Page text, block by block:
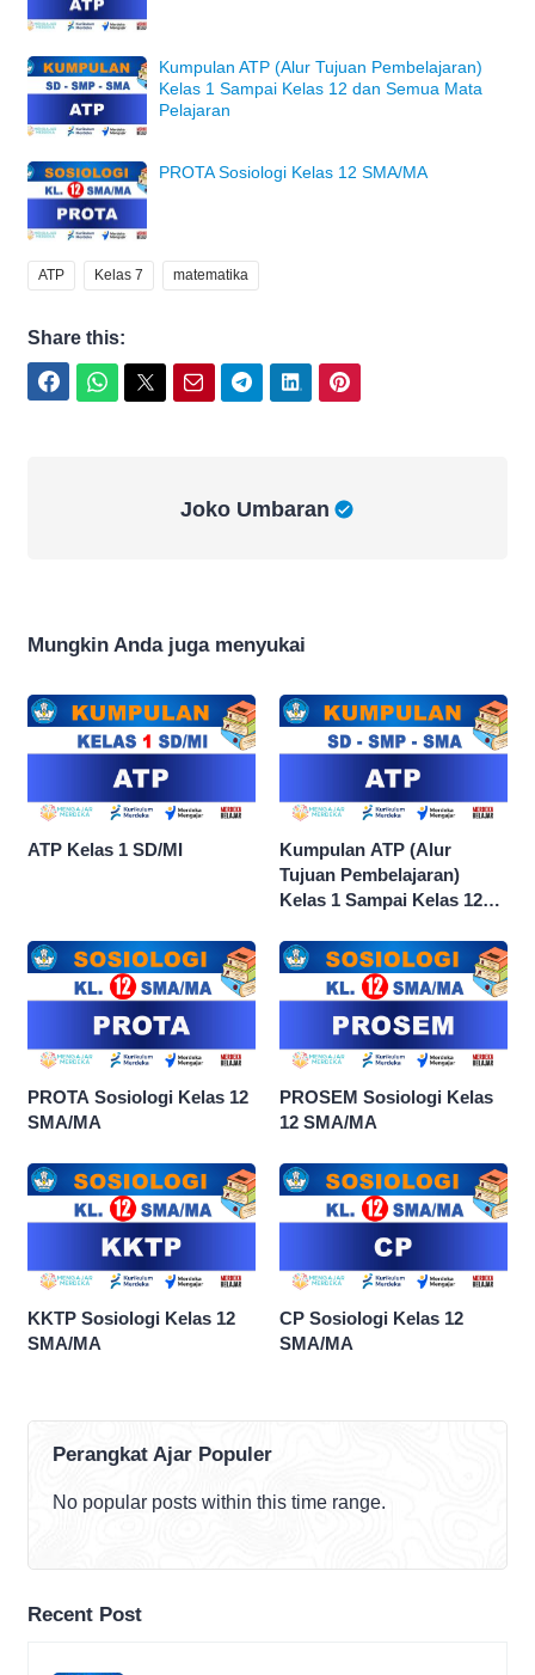
Kumpulan ATP (Alur Tujuan Pembelajaran)
Kelas 1 Sampai Kelas 12 dan Semua Mata
Pelajaran
PROTA Sosiologi Kelas 12 SMA/MA
ATP Kelas 7 matematika
Share this:
Joko Umbaran
Mungkin Anda juga menyukai
ATP Kelas 1 SD/MI
Kumpulan ATP (Alur
Tujuan Pembelajaran)
Kelas 1 Sampai Kelas 12
PROTA Sosiologi Kelas 12
SMA/MA
PROSEM Sosiologi Kelas
12 SMA/MA
KKTP Sosiologi Kelas 12
SMA/MA
CP Sosiologi Kelas 12
SMA/MA
Perangkat Ajar Populer
No popular posts within this time range.
Recent Post